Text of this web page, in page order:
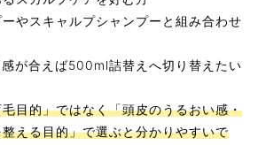
やスキャルプシャンプーと組み合わせ
が合えば500ml詰替えへ切り替えたい
目的」ではなく「頭皮のうるおい感・
える目的」で選ぶと分かりやすいで